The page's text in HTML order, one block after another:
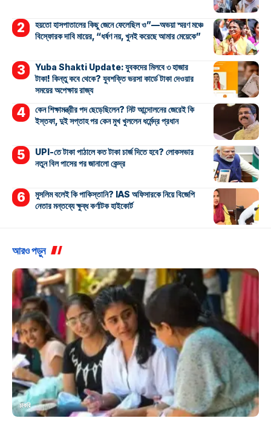
হয়তো হাসপাতালের কিছু জেনে ফেলেছিল ও”—অভয়া স্মরণ মঞ্চে
বিস্ফোরক দাবি মায়ের, “ধর্ষণ নয়, খুনই করেছে আমার মেয়েকে”
Yuba Shakti Update: যুবকদের মিলবে ৩ হাজার
টাকা! কিন্তু কবে থেকে? যুবশক্তি ভরসা কার্ডে টাকা দেওয়ার
সময়ের অপেক্ষায় রাজ্য
কেন শিক্ষামন্ত্রীর পদ ছেড়েছিলেন? নিট আন্দোলনের জেরেই কি
ইস্তফা, দুই সপ্তাহ পর কেন মুখ খুললেন ধর্মেন্দ্র প্রধান
UPI-তে টাকা পাঠালে কত টাকা চার্জ দিতে হবে? লোকসভার
নতুন বিল পাসের পর জানালো কেন্দ্র
মুসলিম বলেই কি পাকিস্তানি? IAS অফিসারকে নিয়ে বিজেপি
নেতার মন্তব্যে ক্ষুব্ধ কর্ণাটক হাইকোর্ট
আরও পড়ুন
চাকরি